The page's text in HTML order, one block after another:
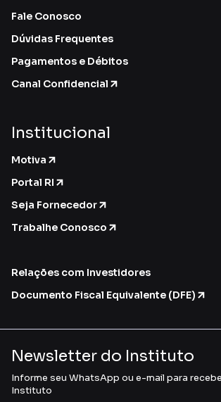
Fale Conosco
Dúvidas Frequentes
Pagamentos e Débitos
Canal Confidencial
Institucional
Motiva
Portal RI
Seja Fornecedor
Trabalhe Conosco
Relações com Investidores
Documento Fiscal Equivalente (DFE)
Newsletter do Instituto
Informe seu WhatsApp ou e-mail para
Instituto